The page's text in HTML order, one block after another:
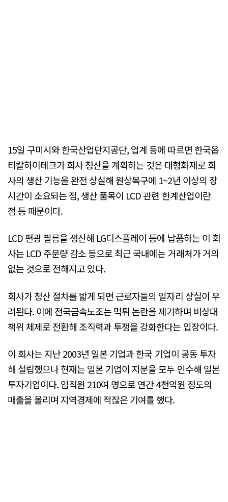
15일 구미시와 한국산업단지공단, 업계 등에 따르면 한국옵
티칼하이테크가 회사 청산을 계획하는 것은 대형화재로 회
사의 생산 기능을 완전 상실해 원상복구에 1~2년 이상의 장
시간이 소요되는 점, 생산 품목이 LCD 관련 한계산업이란
점 등 때문이다.
LCD 편광 필름을 생산해 LG디스플레이 등에 납품하는 이 회
사는 LCD 주문량 감소 등으로 최근 국내에는 거래처가 거의
없는 것으로 전해지고 있다.
회사가 청산 절차를 밟게 되면 근로자들의 일자리 상실이 우
려된다. 이에 전국금속노조는 먹튀 논란을 제기하며 비상대
책위 체제로 전환해 조직력과 투쟁을 강화한다는 입장이다.
이 회사는 지난 2003년 일본 기업과 한국 기업이 공동 투자
해 설립했으나 현재는 일본 기업이 지분을 모두 인수해 일본
투자기업이다. 임직원 210여 명으로 연간 4천억원 정도의
매출을 올리며 지역경제에 적잖은 기여를 했다.